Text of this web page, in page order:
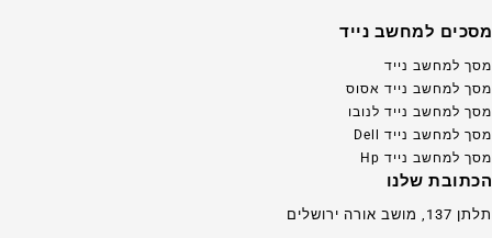
מסכים למחשב נייד
מסך למחשב נייד
מסך למחשב נייד אסוס
מסך למחשב נייד לנובו
מסך למחשב נייד Dell
מסך למחשב נייד Hp
הכתובת שלנו
תלתן 137, מושב אורה ירושלים